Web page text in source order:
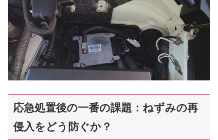
応急処置後の一番の課題：ねずみの再
侵入をどう防ぐか？